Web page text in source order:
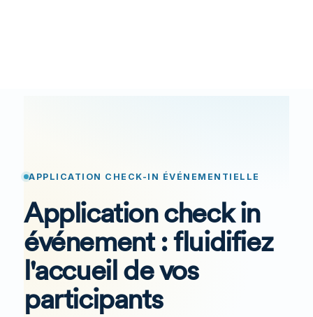
APPLICATION CHECK-IN ÉVÉNEMENTIELLE
Application check in
événement : fluidifiez
l'accueil de vos
participants